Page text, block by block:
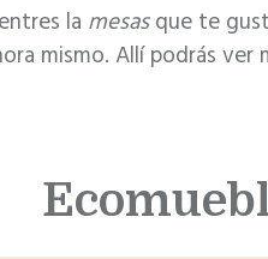
la mesasque te
mismo. Allí podrás ver